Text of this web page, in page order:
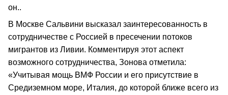
он..
В Москве Сальвини высказал заинтересованность в
сотрудничестве с Россией в пресечении потоков
мигрантов из Ливии. Комментируя этот аспект
возможного сотрудничества, Зонова отметила:
«Учитывая мощь ВМФ России и его присутствие в
Средиземном море, Италия, до которой ближе всего из